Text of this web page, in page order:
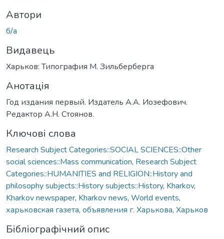
Автори
б/а
Видавець
Харьков: Типография М. Зильберберга
Анотація
Год издания первый. Издатель А.А. Иозефович.
Редактор А.Н. Стоянов.
Ключові слова
Research Subject Categories::SOCIAL SCIENCES::Other
social sciences::Mass communication, Research Subject
Categories::HUMANITIES and RELIGION::History and
philosophy subjects::History subjects::History, Kharkov,
Kharkov newspaper, Kharkov news, World events,
харьковская газета, объявления г. Харькова, Харьков
Бібліографічний опис